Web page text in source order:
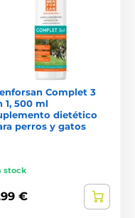
Complet 3
1, 500 ml
dietético
perros y gatos
stock
€